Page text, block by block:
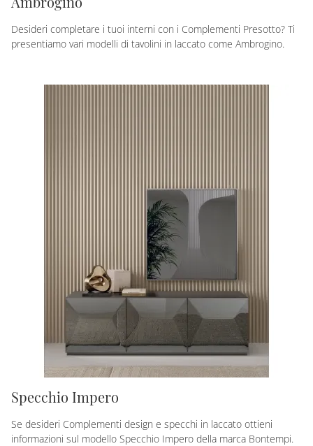
Desideri completare i tuoi interni con i Complementi Presotto? Ti
presentiamo vari modelli di tavolini in laccato come Ambrogino.
Specchio Impero
Se desideri Complementi design e specchi in laccato ottieni
informazioni sul modello Specchio Impero della marca Bontempi.